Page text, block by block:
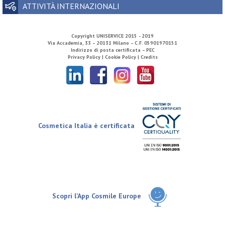
ATTIVITÀ INTERNAZIONALI
Copyright UNISERVICE 2015 - 2019
Via Accademia, 33 – 20131 Milano – C.F. 05901970151
Indirizzo di posta certificata – PEC
Privacy Policy | Cookie Policy | Credits
Cosmetica Italia è certificata
Scopri l'App Cosmile Europe